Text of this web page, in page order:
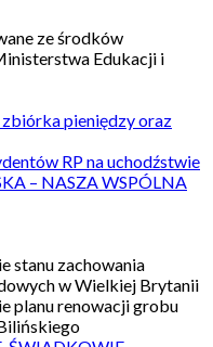
ze środków
Edukacji i
zbiórka pieniędzy oraz
RP na uchodźstwie
– NASZA WSPÓLNA
stanu zachowania
w Wielkiej Brytanii
planu renowacji grobu